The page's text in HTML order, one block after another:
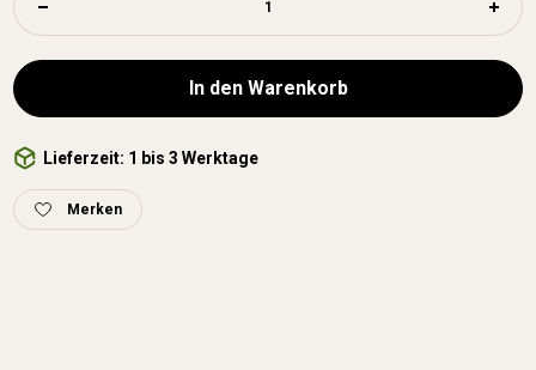
In den Warenkorb
Lieferzeit: 1 bis 3 Werktage
Merken